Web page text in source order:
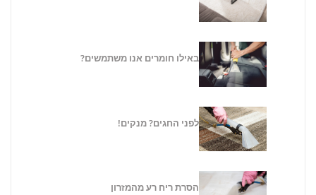
באילו חומרים אנו משתמשים?
לפני החגים? מנקים!
הסרת ריח רע מהמזרון